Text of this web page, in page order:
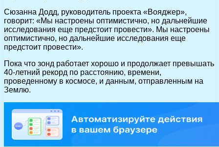
Сюзанна Додд, руководитель проекта «Вояджер»,
говорит: «Мы настроены оптимистично, но дальнейшие
исследования еще предстоит провести». Мы настроены
оптимистично, но дальнейшие исследования еще
предстоит провести».
Пока что зонд работает хорошо и продолжает превышать
40-летний рекорд по расстоянию, времени,
проведенному в космосе, и данным, отправленным на
Землю.